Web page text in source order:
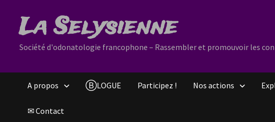
contenuLa Selysienne
Société d'odonatologie francophone – Rassembler et promouvoir les
A propos ⒷLOGUE Participez ! Nos actions
✉ Contact